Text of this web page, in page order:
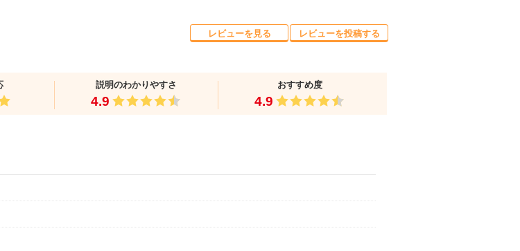
説明のわかりやすさ
4.9
おすすめ度
4.9
レビューを見る レビューを投稿する